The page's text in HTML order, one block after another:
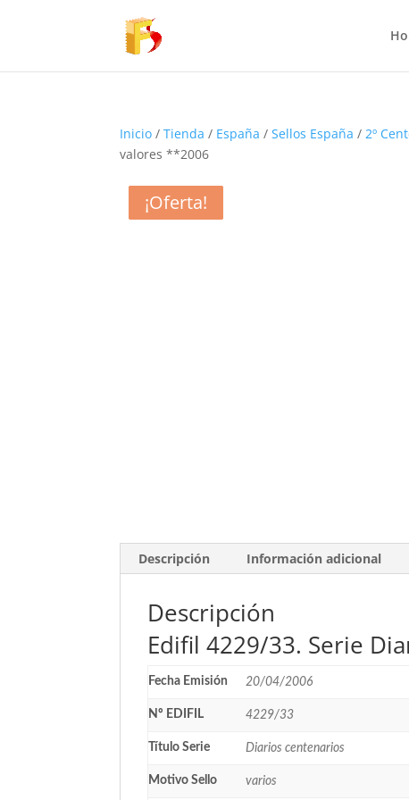
Inicio /Tienda / España /Sellos España /2º
valores **2006
Descripción Información adicional
Descripción
Edifil 4229/33. Serie
Fecha Emisión 20/04/2006
Nº EDIFIL 4229/33
Título Serie Diarios centenarios
Motivo Sello varios
¡Oferta!
¡Oferta!
¡Oferta!
¡Oferta!